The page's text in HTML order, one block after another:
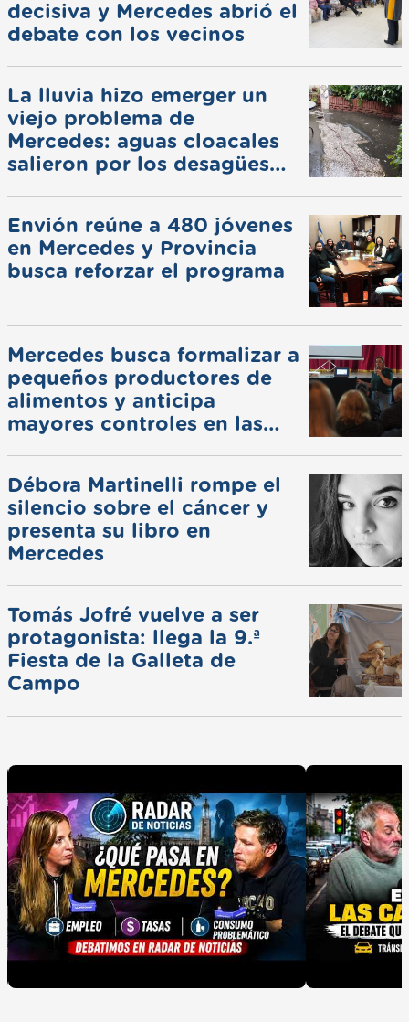
decisiva y Mercedes abrió el
debate con los vecinos
La lluvia hizo emerger un
viejo problema de
Mercedes: aguas cloacales
salieron por los desagües
Envión reúne a 480 jóvenes
en Mercedes y Provincia
busca reforzar el programa
Mercedes busca formalizar a
pequeños productores de
alimentos y anticipa
mayores controles en las
Débora Martinelli rompe el
silencio sobre el cáncer y
presenta su libro en
Mercedes
Tomás Jofré vuelve a ser
protagonista: llega la 9.ª
Fiesta de la Galleta de
Campo